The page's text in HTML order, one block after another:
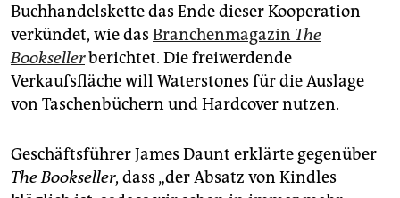
epaper login
Buchhandelskette das Ende dieser Kooperation
verkündet, wie das Branchenmagazin The
Booksellerberichtet. Die freiwerdende
Verkaufsfläche will Waterstones für die Auslage
von Taschenbüchern und Hardcover nutzen.
Geschäftsführer James Daunt erklärte gegenüber
The Bookseller, dass „der Absatz von Kindles